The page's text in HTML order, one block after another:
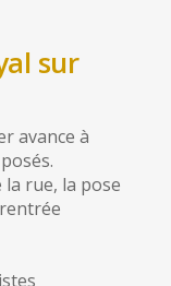
sur
avance à
rue, la pose